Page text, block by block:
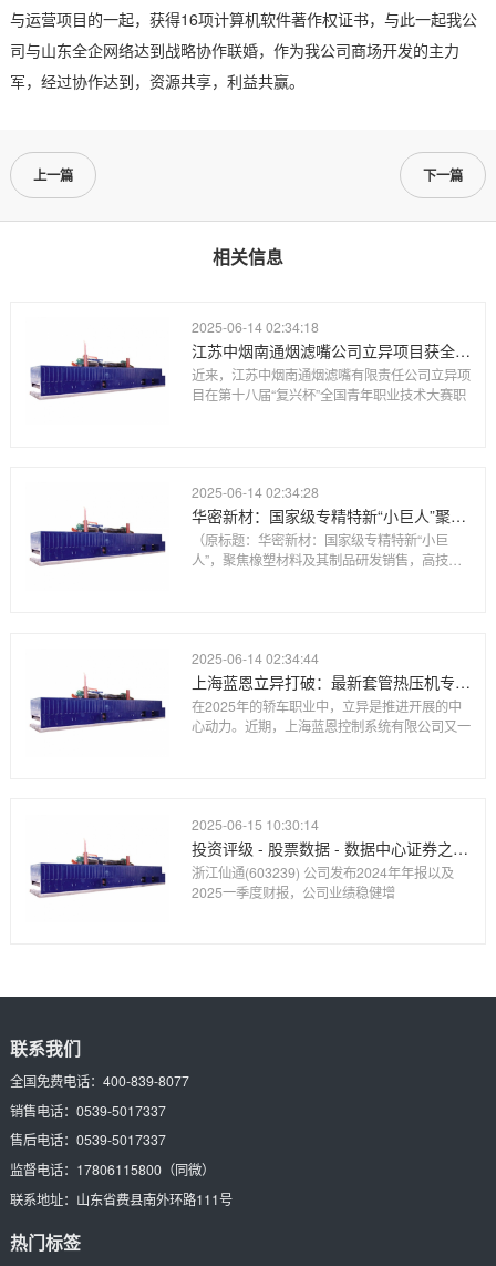
与运营项目的一起，获得16项计算机软件著作权证书，与此一起我公
司与山东全企网络达到战略协作联婚，作为我公司商场开发的主力
军，经过协作达到，资源共享，利益共赢。
上一篇 下一篇
相关信息
2025-06-14 02:34:18
江苏中烟南通烟滤嘴公司立异项目获全国青年职业技术大赛职工组优胜奖
近来，江苏中烟南通烟滤嘴有限责任公司立异项
目在第十八届“复兴杯”全国青年职业技术大赛职
2025-06-14 02:34:28
华密新材：国家级专精特新“小巨人”聚焦橡塑材料及其制品研发销售高技术水平进入航空、高铁领域
（原标题：华密新材：国家级专精特新“小巨
人”，聚焦橡塑材料及其制品研发销售，高技术
2025-06-14 02:34:44
上海蓝恩立异打破：最新套管热压机专利助力轿车制作业
在2025年的轿车职业中，立异是推进开展的中
心动力。近期，上海蓝恩控制系统有限公司又一
2025-06-15 10:30:14
投资评级 - 股票数据 - 数据中心证券之星-提炼精华 解开财富密码
浙江仙通(603239) 公司发布2024年年报以及
2025一季度财报，公司业绩稳健增
联系我们
全国免费电话： 400-839-8077
销售电话： 0539-5017337
售后电话： 0539-5017337
监督电话： 17806115800（同微）
联系地址： 山东省费县南外环路111号
热门标签